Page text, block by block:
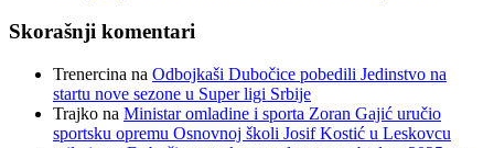
Skorašnji komentari
Trenercina na Odbojkaši Dubočice pobedili Jedinstvo na
startu nove sezone u Super ligi Srbije
Trajko na Ministar omladine i sporta Zoran Gajić uručio
sportsku opremu Osnovnoj školi Josif Kostić u Leskovcu